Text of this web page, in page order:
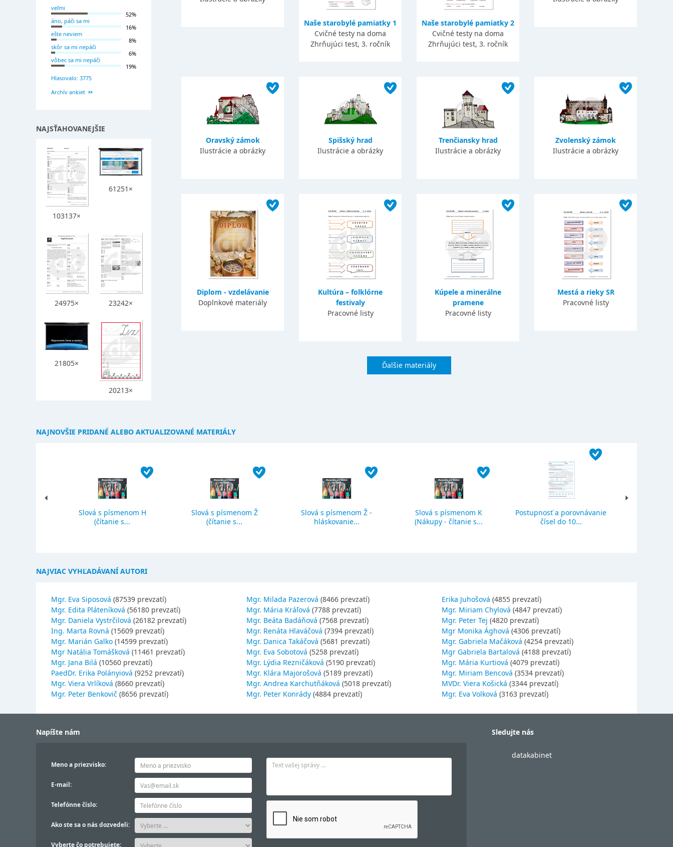
Naše starobylé pamiatky 1
Cvičné testy na doma
Zhrňujúci test, 3. ročník
Naše starobylé pamiatky 2
Cvičné testy na doma
Zhrňujúci test, 3. ročník
Oravský zámok
Ilustrácie a obrázky
Spišský hrad
Ilustrácie a obrázky
Trenčiansky hrad
Ilustrácie a obrázky
Zvolenský zámok
Ilustrácie a obrázky
Diplom - vzdelávanie
Doplnkové materiály
Kultúra – folklórne
festivaly
Pracovné listy
Kúpele a minerálne
pramene
Pracovné listy
Mestá a rieky SR
Pracovné listy
Ďalšie materiály
veľmi
52%
áno, páči sa mi
16%
ešte neviem
8%
skôr sa mi nepáči
6%
vôbec sa mi nepáči
19%
Hlasovalo: 3775
Archív ankiet
NAJSŤAHOVANEJŠIE
103137×
61251×
24975× 23242×
21805×
20213×
NAJNOVŠIE PRIDANÉ ALEBO AKTUALIZOVANÉ MATERIÁLY
Slová s písmenom H
(čítanie s...
Slová s písmenom Ž
(čítanie s...
Slová s písmenom Ž -
hláskovanie...
Slová s písmenom K
(Nákupy - čítanie s...
Postupnosť a porovnávanie
čísel do 10...
NAJVIAC VYHĽADÁVANÍ AUTORI
Mgr. Eva Siposová (87539 prevzatí)
Mgr. Edita Pláteníková (56180 prevzatí)
Mgr. Daniela Vystrčilová (26182 prevzatí)
Ing. Marta Rovná (15609 prevzatí)
Mgr. Marián Galko (14599 prevzatí)
Mgr Natália Tomášková (11461 prevzatí)
Mgr. Jana Bilá (10560 prevzatí)
PaedDr. Erika Polányiová (9252 prevzatí)
Mgr. Viera Vrlíková (8660 prevzatí)
Mgr. Peter Benkovič (8656 prevzatí)
Mgr. Milada Pazerová (8466 prevzatí)
Mgr. Mária Kráľová (7788 prevzatí)
Mgr. Beáta Badáňová (7568 prevzatí)
Mgr. Renáta Hlaváčová (7394 prevzatí)
Mgr. Danica Takáčová (5681 prevzatí)
Mgr. Eva Sobotová (5258 prevzatí)
Mgr. Lýdia Rezničáková (5190 prevzatí)
Mgr. Klára Majorošová (5189 prevzatí)
Mgr. Andrea Karchutňáková (5018 prevzatí)
Mgr. Peter Konrády (4884 prevzatí)
Erika Juhošová (4855 prevzatí)
Mgr. Miriam Chylová (4847 prevzatí)
Mgr. Peter Tej (4820 prevzatí)
Mgr Monika Ághová (4306 prevzatí)
Mgr. Gabriela Mačáková (4254 prevzatí)
Mgr Gabriela Bartalová (4188 prevzatí)
Mgr. Mária Kurtiová (4079 prevzatí)
Mgr. Miriam Bencová (3534 prevzatí)
MVDr. Viera Košická (3344 prevzatí)
Mgr. Eva Volková (3163 prevzatí)
Napíšte nám
Meno a priezvisko:
E-mail:
Telefónne číslo:
Ako ste sa o nás dozvedeli:
Vyberte čo potrebujete:
Sledujte nás
datakabinet